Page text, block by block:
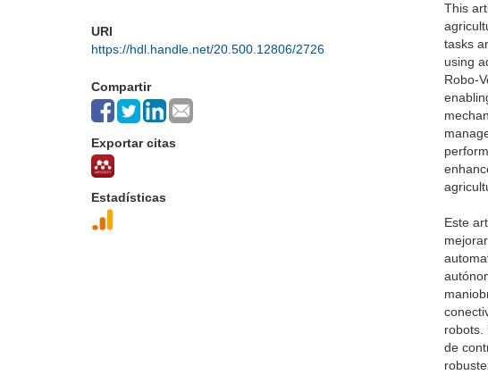
URI
https://hdl.handle.net/20.500.12806/2726
Compartir
Exportar citas
Estadísticas
This
tasks
using
Robo-
Este
robots.
de